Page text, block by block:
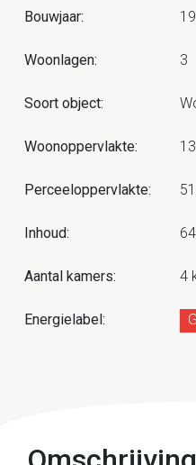
Bouwjaar:
Woonlagen: 3
Soort object:
Woonoppervlakte:
Perceeloppervlakte:
Inhoud:
Aantal kamers: 4
Energielabel: G